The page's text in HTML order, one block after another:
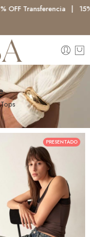
Transferencia | 15%
PRESENTADO